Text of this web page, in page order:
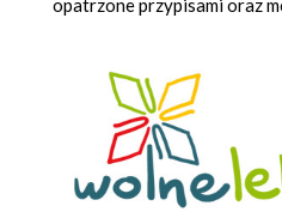
opatrzone przypisami oraz